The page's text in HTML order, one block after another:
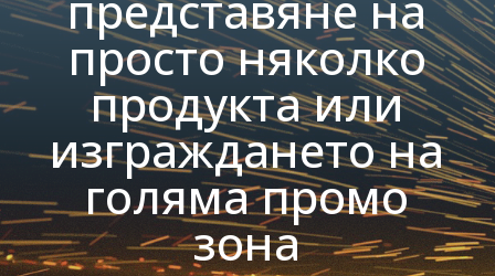
просто няколко
продукта или
изграждането на
голяма промо
зона